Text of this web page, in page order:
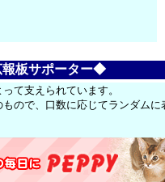
板サポーター◆
て支えられています。
ので、口数に応じてランダムに